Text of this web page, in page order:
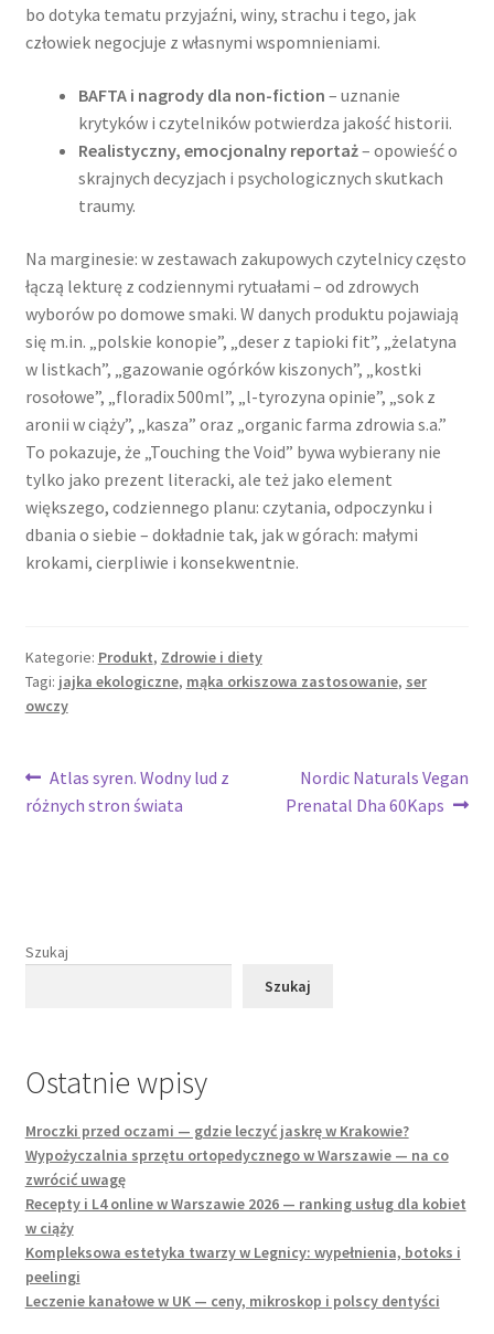
bo dotyka tematu przyjaźni, winy, strachu i tego, jak
człowiek negocjuje z własnymi wspomnieniami.
BAFTA i nagrody dla non-fiction – uznanie
krytyków i czytelników potwierdza jakość historii.
Realistyczny, emocjonalny reportaż– opowieść o
skrajnych decyzjach i psychologicznych skutkach
traumy.
Na marginesie: w zestawach zakupowych czytelnicy często
łączą lekturę z codziennymi rytuałami – od zdrowych
wyborów po domowe smaki. W danych produktu pojawiają
się m.in. „polskie konopie”, „deser z tapioki fit”, „żelatyna
w listkach”, „gazowanie ogórków kiszonych”, „kostki
rosołowe”, „floradix 500ml”, „l-tyrozyna opinie”, „sok z
aronii w ciąży”, „kasza” oraz „organic farma zdrowia s.a.”
To pokazuje, że „Touching the Void” bywa wybierany nie
tylko jako prezent literacki, ale też jako element
większego, codziennego planu: czytania, odpoczynku i
dbania o siebie – dokładnie tak, jak w górach: małymi
krokami, cierpliwie i konsekwentnie.
Kategorie: Produkt, Zdrowie i diety
Tagi: jajka ekologiczne, mąka orkiszowa zastosowanie, ser
owczy
Nawigacja
wpisu
Poprzedni
wpis:
Atlas syren. Wodny lud z
różnych stron świata
Następny
wpis:
Nordic Naturals Vegan
Prenatal Dha 60Kaps
Szukaj
Szukaj
Ostatnie wpisy
Mroczki przed oczami — gdzie leczyć jaskrę w Krakowie?
Wypożyczalnia sprzętu ortopedycznego w Warszawie — na co
zwrócić uwagę
Recepty i L4 online w Warszawie 2026 — ranking usług dla kobiet
w ciąży
Kompleksowa estetyka twarzy w Legnicy: wypełnienia, botoks i
peelingi
Leczenie kanałowe w UK — ceny, mikroskop i polscy dentyści